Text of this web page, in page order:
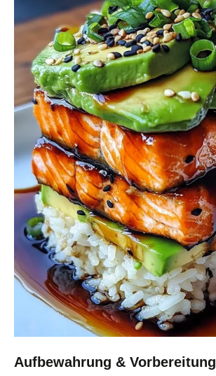
Aufbewahrung & Vorbereitung